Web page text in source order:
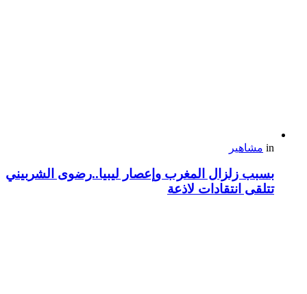
in مشاهير
بسبب زلزال المغرب وإعصار ليبيا..رضوى الشربيني
تتلقى انتقادات لاذعة